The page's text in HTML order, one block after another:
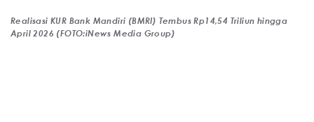
Realisasi KUR Bank Mandiri (BMRI) Tembus Rp14,54 Triliun hingga
April 2026 (FOTO:iNews Media Group)